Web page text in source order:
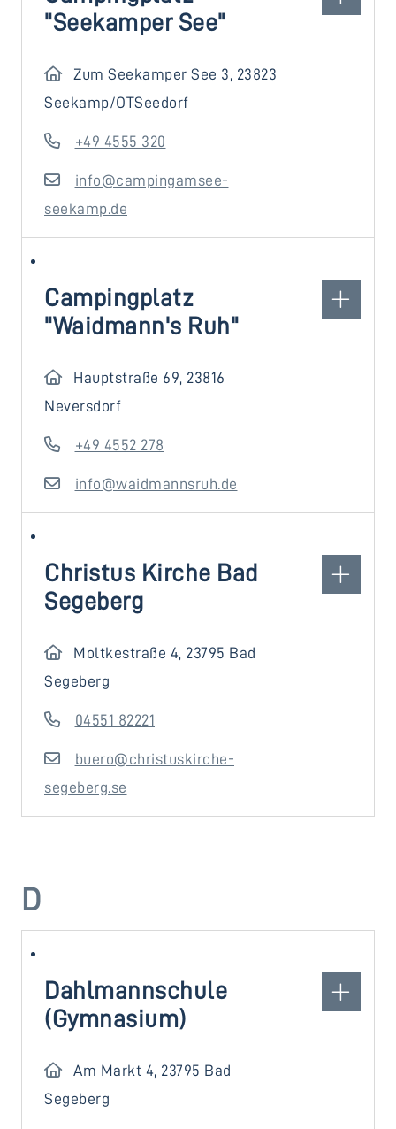
"Seekamper See"
Zum Seekamper See 3, 23823
Seekamp/OTSeedorf
+49 4555 320
info@campingamsee-
seekamp.de
Campingplatz
"Waidmann's Ruh"
Hauptstraße 69, 23816
Neversdorf
+49 4552 278
info@waidmannsruh.de
Christus Kirche Bad
Segeberg
Moltkestraße 4, 23795 Bad
Segeberg
04551 82221
buero@christuskirche-
segeberg.se
D
Dahlmannschule
(Gymnasium)
Am Markt 4, 23795 Bad
Segeberg